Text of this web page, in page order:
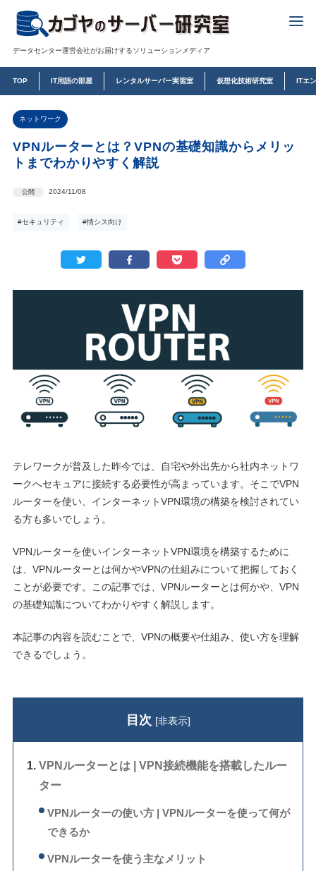
データセンター運営会社がお届けするソリューションメディア
TOP IT用語の部屋 レンタルサーバー実習室 仮想化技術研究室 ITエ
ネットワーク
VPNルーターとは？VPNの基礎知識からメリッ
トまでわかりやすく解説
公開 2024/11/08
#セキュリティ #情シス向け
テレワークが普及した昨今では、自宅や外出先から社内ネットワ
ークへセキュアに接続する必要性が高まっています。そこでVPN
ルーターを使い、インターネットVPN環境の構築を検討されてい
る方も多いでしょう。
VPNルーターを使いインターネットVPN環境を構築するために
は、VPNルーターとは何かやVPNの仕組みについて把握しておく
ことが必要です。この記事では、VPNルーターとは何かや、VPN
の基礎知識についてわかりやすく解説します。
本記事の内容を読むことで、VPNの概要や仕組み、使い方を理解
できるでしょう。
目次 [非表示]
VPNルーターとは | VPN接続機能を搭載したルー
ター
VPNルーターの使い方 | VPNルーターを使って何が
できるか
VPNルーターを使う主なメリット